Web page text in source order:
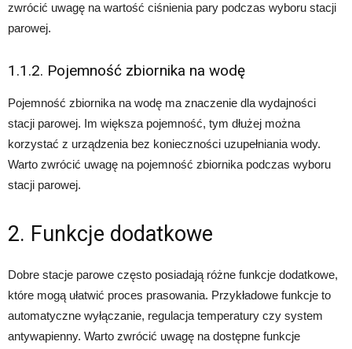
zwrócić uwagę na wartość ciśnienia pary podczas wyboru stacji
parowej.
1.1.2. Pojemność zbiornika na wodę
Pojemność zbiornika na wodę ma znaczenie dla wydajności
stacji parowej. Im większa pojemność, tym dłużej można
korzystać z urządzenia bez konieczności uzupełniania wody.
Warto zwrócić uwagę na pojemność zbiornika podczas wyboru
stacji parowej.
2. Funkcje dodatkowe
Dobre stacje parowe często posiadają różne funkcje dodatkowe,
które mogą ułatwić proces prasowania. Przykładowe funkcje to
automatyczne wyłączanie, regulacja temperatury czy system
antywapienny. Warto zwrócić uwagę na dostępne funkcje